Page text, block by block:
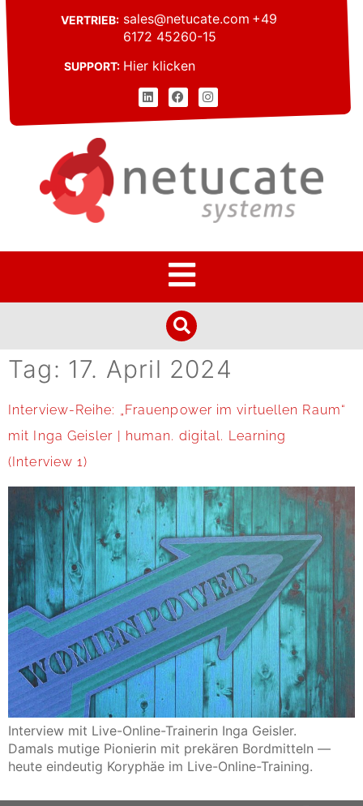
VERTRIEB: sales@netucate.com +49
6172 45260-15
SUPPORT: Hier klicken
Tag: 17. April 2024
Interview-Reihe: „Frauenpower im virtuellen Raum“
mit Inga Geisler | human. digital. Learning
(Interview 1)
Interview mit Live-Online-Trainerin Inga Geisler.
Damals mutige Pionierin mit prekären Bordmitteln —
heute eindeutig Koryphäe im Live-Online-Training.